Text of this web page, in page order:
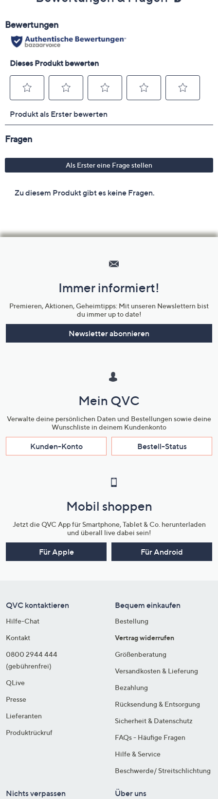
Unternehmensinformationen
Immer informiert!
Premieren, Aktionen, Geheimtipps: Mit unseren Newslettern bist
du immer up to date!
Newsletter abonnieren
Mein QVC
Verwalte deine persönlichen Daten und Bestellungen sowie deine
Wunschliste in deinem Kundenkonto
Kunden-Konto Bestell-Status
Mobil shoppen
Jetzt die QVC App für Smartphone, Tablet & Co. herunterladen
und überall live dabei sein!
Für Apple Für Android
QVC kontaktieren
Hilfe-Chat
Kontakt
0800 2944 444
(gebührenfrei)
QLive
Presse
Lieferanten
Produktrückruf
Bequem einkaufen
Bestellung
Vertrag widerrufen
Größenberatung
Versandkosten & Lieferung
Bezahlung
Rücksendung & Entsorgung
Sicherheit & Datenschutz
FAQs - Häufige Fragen
Hilfe & Service
Beschwerde/ Streitschlichtung
Nichts verpassen Über uns